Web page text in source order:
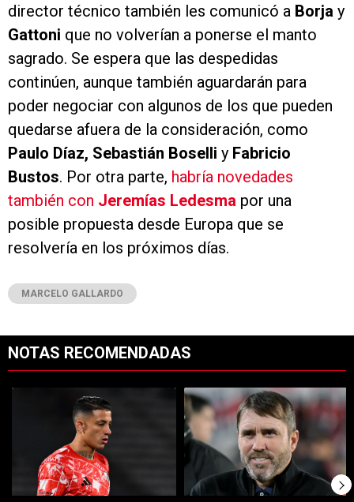
director técnico también les comunicó a Borja y
Gattoni que no volverían a ponerse el manto
sagrado. Se espera que las despedidas
continúen, aunque también aguardarán para
poder negociar con algunos de los que pueden
quedarse afuera de la consideración, como
Paulo Díaz, Sebastián Boselli y Fabricio
Bustos. Por otra parte, habría novedades
también con Jeremías Ledesma por una
posible propuesta desde Europa que se
resolvería en los próximos días.
MARCELO GALLARDO
NOTAS RECOMENDADAS
Un artículo de tendencia con el título "Kevin Castaño se va de
Un artículo de tendencia con el